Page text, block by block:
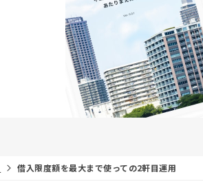
借入限度額を最大まで使っての2軒目運用